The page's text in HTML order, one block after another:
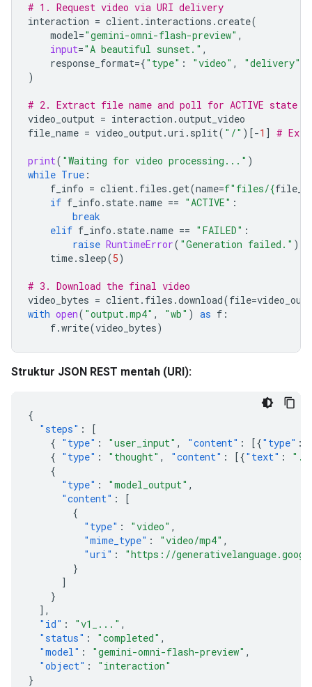
# 1. Request video via URI delivery
interaction = client. interactions .create(
model="gemini-omni-flash-preview" ,
input="A beautiful sunset." ,
response_format={"type" : "video" , "delivery"
)
# 2. Extract file name and poll for ACTIVE state
video_output = interaction .output_video
file_name = video_output.uri . split( "/" )[-1 ] #
print( "Waiting for video processing..." )
while True :
f_info = client. files .get(name=f"files/{
if f_info . state.name == "ACTIVE" :
break
elif f_info . state.name == "FAILED" :
raise RuntimeError( "Generation failed." )
time. sleep(5)
# 3. Download the final video
video_bytes = client. files .download(file=
with open( "output.mp4" , "wb" ) as f :
f.write(video_bytes)
Struktur JSON REST mentah (URI):
{
"steps" :
[
{ "type" : "user_input" , "content" : [{"type" :
{ "type" : "thought" , "content" : [{"text" :
{
"type" : "model_output" ,
"content" :
[
{
"type" : "video" ,
"mime_type" : "video/mp4" ,
"uri" :
"https://
}
]
}
],
"id" : "v1_..." ,
"status" : "completed" ,
"model" : "gemini-omni-flash-preview" ,
"object" :
"interaction"
}